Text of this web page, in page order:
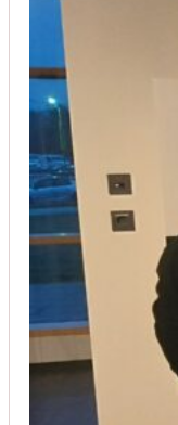
SERVICE
Wir legen
Klimaanlagen
Produkte
dass jede
auch